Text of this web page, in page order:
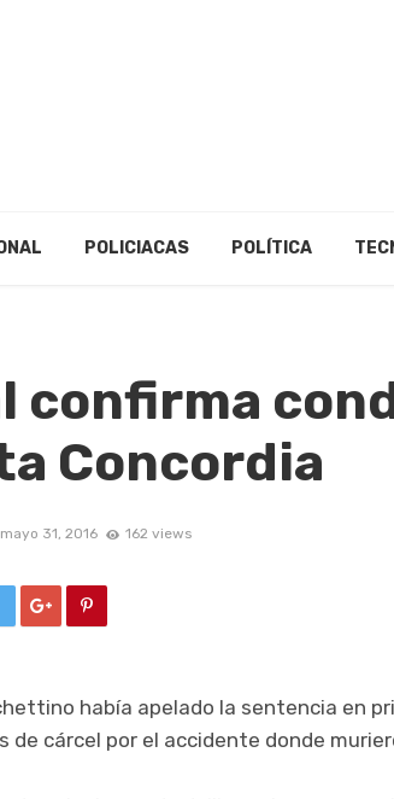
POLICIACAS POLÍTICA
confirma
Concordia
mayo 31, 2016 162 views
había apelado la sentencia en
de cárcel por el accidente donde